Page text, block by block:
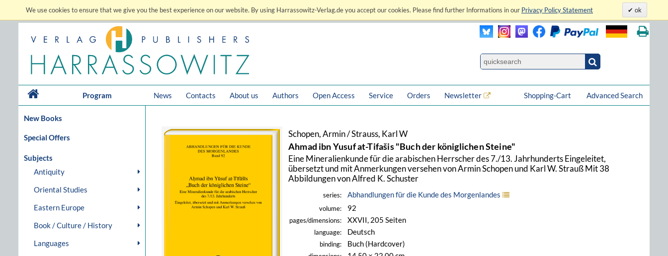
We use cookies to ensure that we give you the best experience on our website. By using Harrassowitz-Verlag.de you accept our cookies. Please find further Informations in our Privacy Policy Statement ok
Program News Contacts About us Authors Open Access Service Orders Newsletter Advanced Search
Shopping-Cart
New Books
Special Offers
Subjects
Antiquity
Oriental Studies
Eastern Europe
Book / Culture / History
Languages
Schopen, Armin / Strauss, Karl W
Ahmad ibn Yusuf at-Tifašis "Buch der königlichen Steine"
Eine Mineralienkunde für die arabischen Herrscher des 7./13. Jahrhunderts Eingeleitet,
übersetzt und mit Anmerkungen versehen von Armin Schopen und Karl W. Strauß Mit 38
Abbildungen von Alfred K. Schuster
series: Abhandlungen für die Kunde des Morgenlandes
volume: 92
pages/dimensions: XXVII, 205 Seiten
language: Deutsch
binding: Buch (Hardcover)